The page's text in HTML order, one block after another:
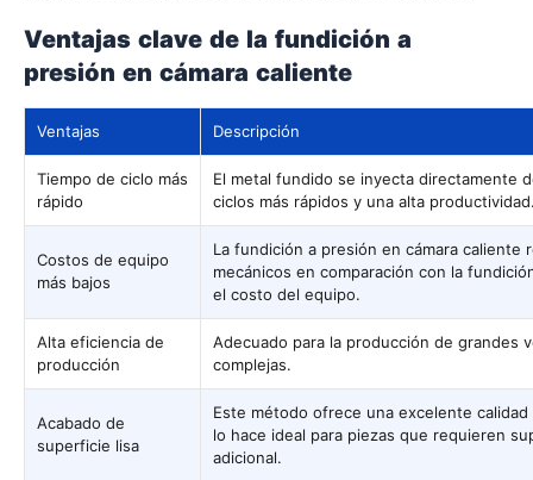
Ventajas clave de la fundición a
presión en cámara caliente
Ventajas Descripción
Tiempo de ciclo más
rápido
El metal fundido se inyecta directamente
ciclos más rápidos y una alta
Costos de equipo
más bajos
La fundición a presión en cámara caliente
mecánicos en comparación con la
el costo del equipo.
Alta eficiencia de
producción
Adecuado para la producción de grandes
complejas.
Acabado de
superficie lisa
Este método ofrece una excelente
lo hace ideal para piezas que requieren
adicional.